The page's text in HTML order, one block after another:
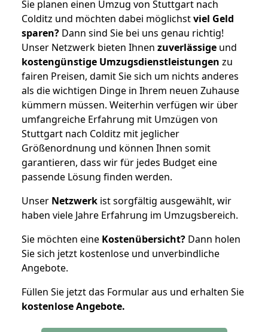
Sie planen einen Umzug von Stuttgart nach
Colditz und möchten dabei möglichstviel Geld
sparen? Dann sind Sie bei uns genau richtig!
Unser Netzwerk bieten Ihnen zuverlässige und
kostengünstige Umzugsdienstleistungen zu
fairen Preisen, damit Sie sich um nichts anderes
als die wichtigen Dinge in Ihrem neuen Zuhause
kümmern müssen. Weiterhin verfügen wir über
umfangreiche Erfahrung mit Umzügen von
Stuttgart nach Colditz mit jeglicher
Größenordnung und können Ihnen somit
garantieren, dass wir für jedes Budget eine
passende Lösung finden werden.
Unser Netzwerk ist sorgfältig ausgewählt, wir
haben viele Jahre Erfahrung im Umzugsbereich.
Sie möchten eine Kostenübersicht? Dann holen
Sie sich jetzt kostenlose und unverbindliche
Angebote.
Füllen Sie jetzt das Formular aus und erhalten Sie
kostenloseAngebote.